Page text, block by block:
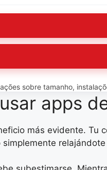
sobre tamanho,
apps
más evidente. Tu